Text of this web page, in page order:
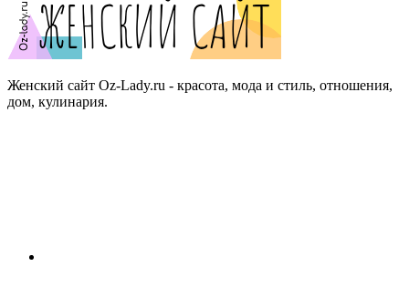
Женский сайт Oz-Lady.ru - красота, мода и стиль, отношения,
дом, кулинария.